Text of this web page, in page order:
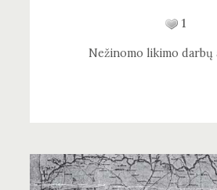
1
Nežinomo likimo